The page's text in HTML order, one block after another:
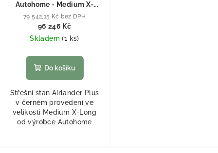
Autohome - Medium X-
Long
79 542,15 Kč bez DPH
96 246 Kč
Skladem(1 ks)
Do košíku
Střešní stan Airlander Plus
v černém provedení ve
velikosti Medium X-Long
od výrobce Autohome